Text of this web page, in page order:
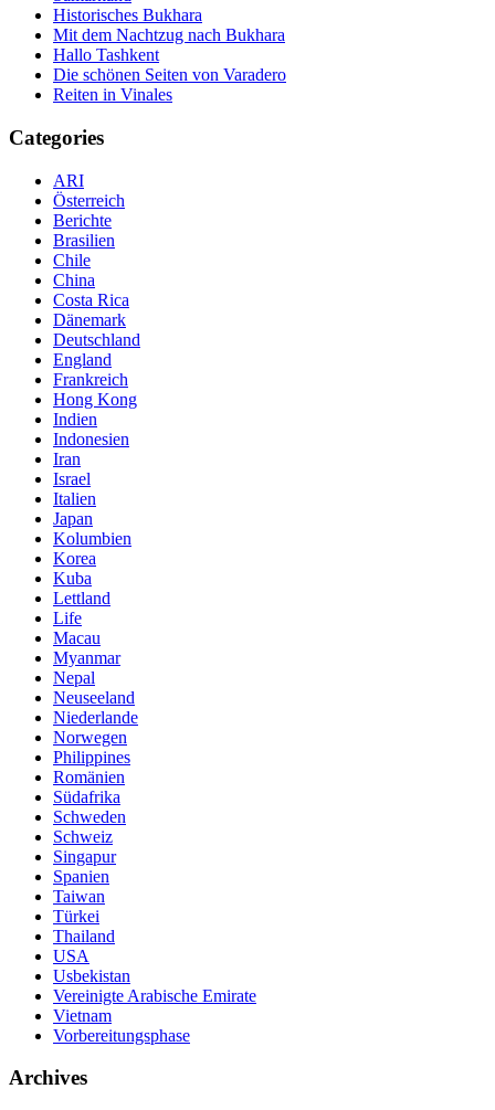
Historisches Bukhara
Mit dem Nachtzug nach Bukhara
Hallo Tashkent
Die schönen Seiten von Varadero
Reiten in Vinales
Categories
ARI
Österreich
Berichte
Brasilien
Chile
China
Costa Rica
Dänemark
Deutschland
England
Frankreich
Hong Kong
Indien
Indonesien
Iran
Israel
Italien
Japan
Kolumbien
Korea
Kuba
Lettland
Life
Macau
Myanmar
Nepal
Neuseeland
Niederlande
Norwegen
Philippines
Romänien
Südafrika
Schweden
Schweiz
Singapur
Spanien
Taiwan
Türkei
Thailand
USA
Usbekistan
Vereinigte Arabische Emirate
Vietnam
Vorbereitungsphase
Archives